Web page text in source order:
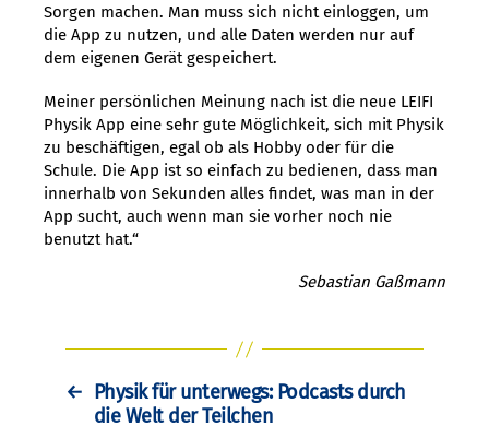
Sorgen machen. Man muss sich nicht einloggen, um
die App zu nutzen, und alle Daten werden nur auf
dem eigenen Gerät gespeichert.
Meiner persönlichen Meinung nach ist die neue LEIFI
Physik App eine sehr gute Möglichkeit, sich mit Physik
zu beschäftigen, egal ob als Hobby oder für die
Schule. Die App ist so einfach zu bedienen, dass man
innerhalb von Sekunden alles findet, was man in der
App sucht, auch wenn man sie vorher noch nie
benutzt hat.“
Sebastian Gaßmann
← Physik für unterwegs: Podcasts durch
die Welt der Teilchen